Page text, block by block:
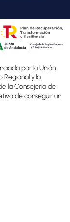
por la Unión
Regional y la
la Consejería de
de conseguir un